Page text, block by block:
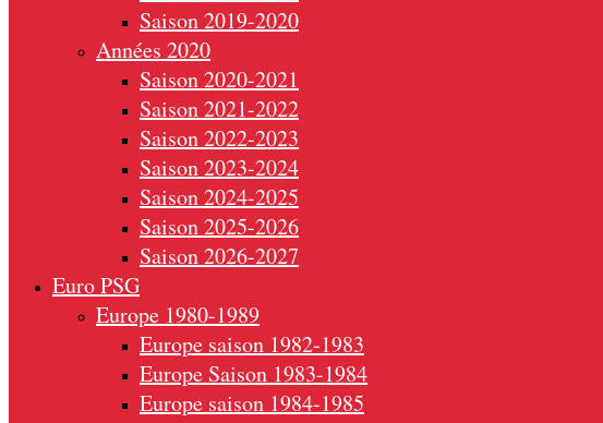
Saison 2019-2020
Années 2020
Saison 2020-2021
Saison 2021-2022
Saison 2022-2023
Saison 2023-2024
Saison 2024-2025
Saison 2025-2026
Saison 2026-2027
Euro PSG
Europe 1980-1989
Europe saison 1982-1983
Europe Saison 1983-1984
Europe saison 1984-1985